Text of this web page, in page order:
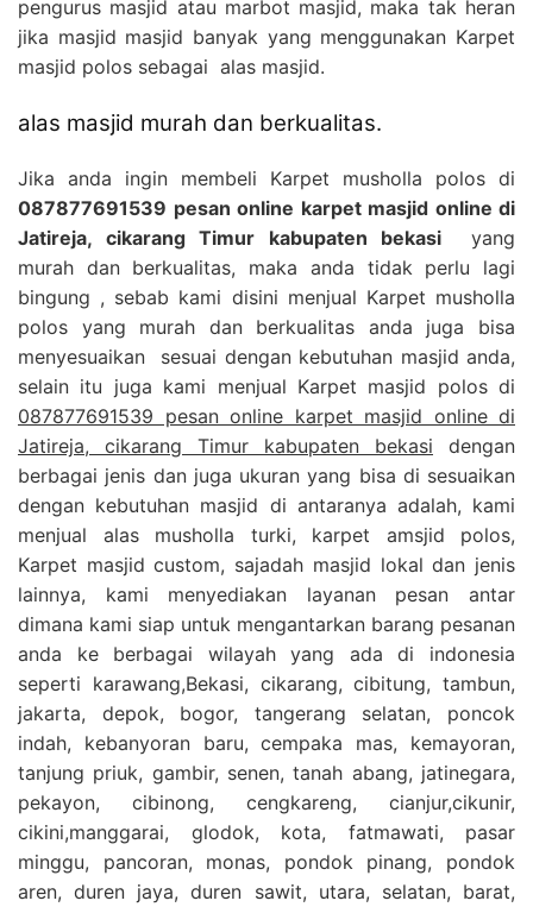
pengurus masjid atau marbot masjid, maka tak heran
jika masjid masjid banyak yang menggunakan Karpet
masjid polos sebagai alas masjid.
alas masjid murah dan berkualitas.
Jika anda ingin membeli Karpet musholla polos di
087877691539 pesan online karpet masjid online di
Jatireja, cikarang Timur kabupaten bekasi yang
murah dan berkualitas, maka anda tidak perlu lagi
bingung , sebab kami disini menjual Karpet musholla
polos yang murah dan berkualitas anda juga bisa
menyesuaikan sesuai dengan kebutuhan masjid anda,
selain itu juga kami menjual Karpet masjid polos di
087877691539 pesan online karpet masjid online di
Jatireja, cikarang Timur kabupaten bekasi dengan
berbagai jenis dan juga ukuran yang bisa di sesuaikan
dengan kebutuhan masjid di antaranya adalah, kami
menjual alas musholla turki, karpet amsjid polos,
Karpet masjid custom, sajadah masjid lokal dan jenis
lainnya, kami menyediakan layanan pesan antar
dimana kami siap untuk mengantarkan barang pesanan
anda ke berbagai wilayah yang ada di indonesia
seperti karawang,Bekasi, cikarang, cibitung, tambun,
jakarta, depok, bogor, tangerang selatan, poncok
indah, kebanyoran baru, cempaka mas, kemayoran,
tanjung priuk, gambir, senen, tanah abang, jatinegara,
pekayon, cibinong, cengkareng, cianjur,cikunir,
cikini,manggarai, glodok, kota, fatmawati, pasar
minggu, pancoran, monas, pondok pinang, pondok
aren, duren jaya, duren sawit, utara, selatan, barat,